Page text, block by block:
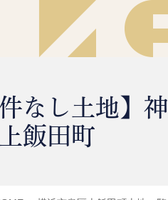
件なし土地】
飯田町